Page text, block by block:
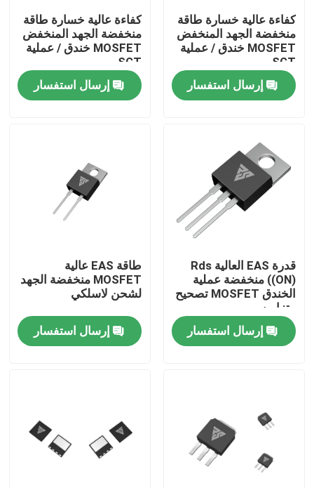
المنزل
معلومات عنا
جولة في المعمل
رقابة جودة
اتصل بنا
أخبار
موسفيت عالي الطاقة
كفاءة عالية خسارة طاقة
منخفضة الجهد المنخفض
MOSFET خندق / عملية
SGT
إرسال استفسار
كفاءة عالية خسارة طاقة
منخفضة الجهد المنخفض
MOSFET خندق / عملية
SGT
إرسال استفسار
قدرة EAS العالية Rds
((ON) منخفضة عملية
الخندق MOSFET تصحيح
متزامن
إرسال استفسار
طاقة EAS عالية
MOSFET منخفضة الجهد
لشحن لاسلكي
إرسال استفسار